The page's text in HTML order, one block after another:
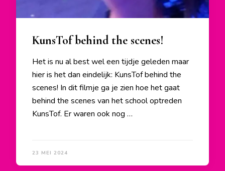
KunsTof behind the scenes!
Het is nu al best wel een tijdje geleden maar
hier is het dan eindelijk: KunsTof behind the
scenes! In dit filmje ga je zien hoe het gaat
behind the scenes van het school optreden
KunsTof. Er waren ook nog …
23 MEI 2024